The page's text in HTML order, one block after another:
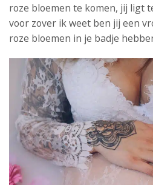
roze bloemen te komen, jij ligt
voor zover ik weet ben jij een
roze bloemen in je badje